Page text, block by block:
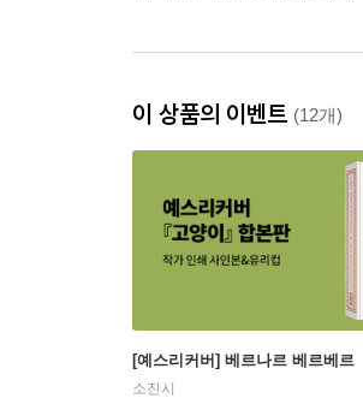
이 상품의 이벤트 (12개)
[예스리커버] 베르나르 베르베르
소진시